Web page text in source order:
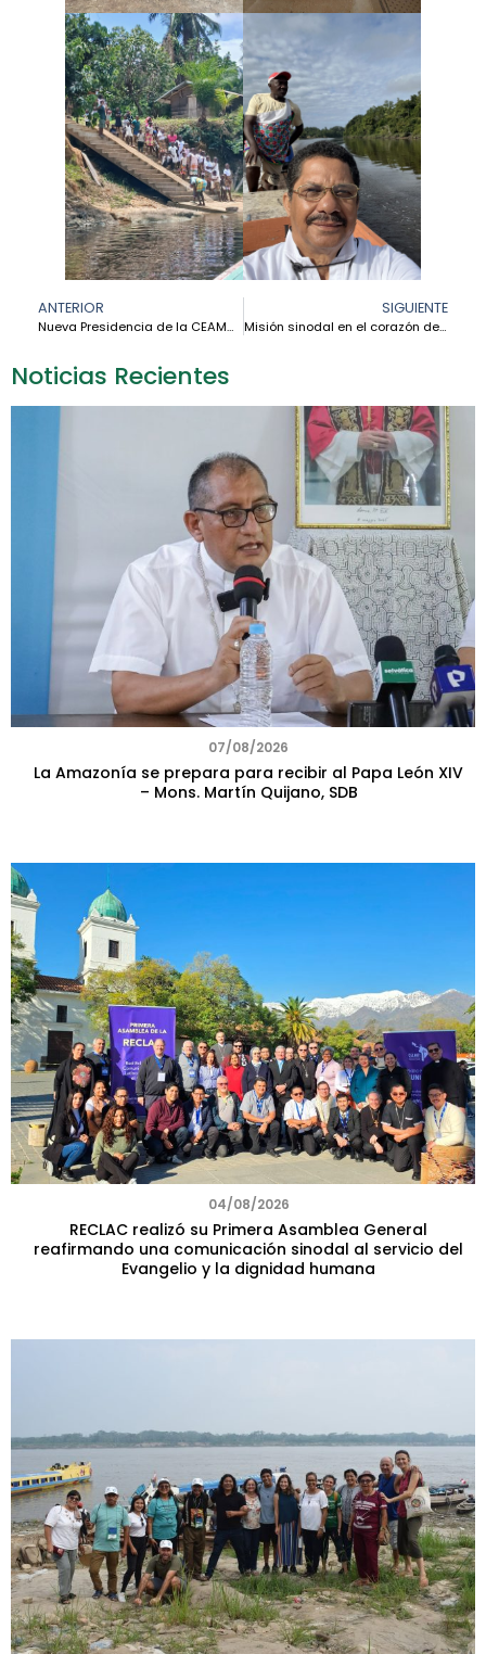
Noticias Recientes
07/08/2026
La Amazonía se prepara para recibir al Papa León XIV
– Mons. Martín Quijano, SDB
04/08/2026
RECLAC realizó su Primera Asamblea General
reafirmando una comunicación sinodal al servicio del
Evangelio y la dignidad humana
ANTERIOR
Nueva Presidencia de la CEAMA celebra su primera reunión
SIGUIENTE
Misión sinodal en el corazón del Orinoco: fe que se hace acción en la Amazonía venezolana – Jesús Cordero